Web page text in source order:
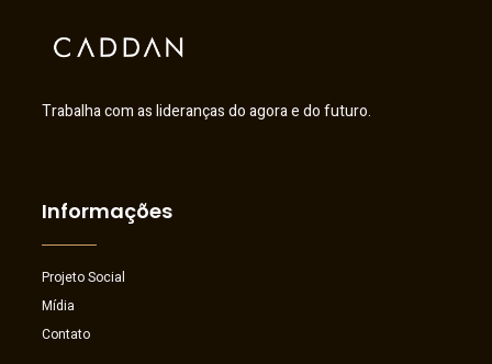
Trabalha com as lideranças do agora e do futuro.
Informações
Projeto Social
Mídia
Contato